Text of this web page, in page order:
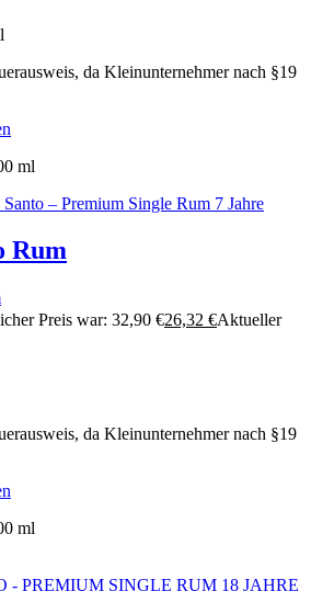
da Kleinunternehmer nach §19
ml
Rum
Preis war: 32,90 €26,32 €Aktueller
da Kleinunternehmer nach §19
ml